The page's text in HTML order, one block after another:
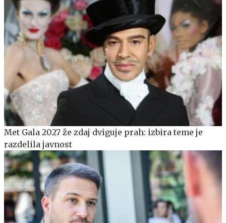
Met Gala 2027 že zdaj dviguje prah: izbira teme je
razdelila javnost